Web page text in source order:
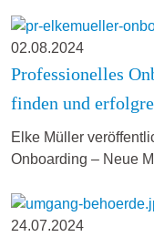
02.08.2024
Professionelles
finden und
Elke Müller
Onboarding – Neue
24.07.2024